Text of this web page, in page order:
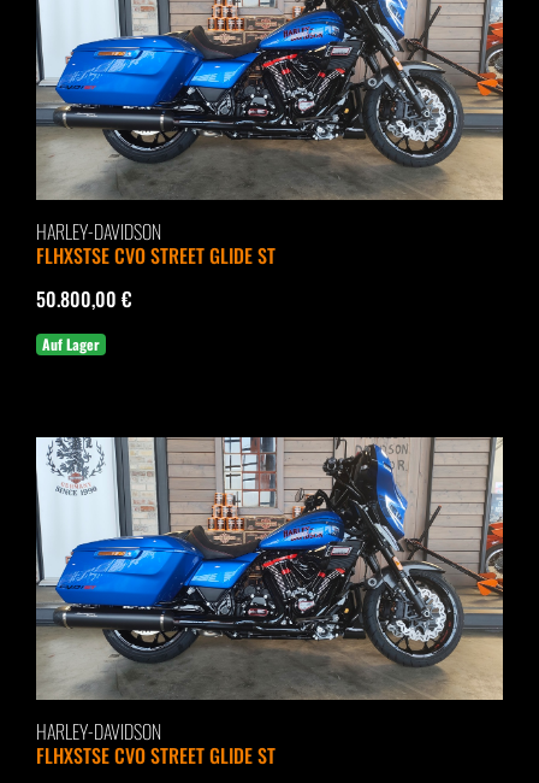
HARLEY-DAVIDSON
FLHXSTSE CVO STREET GLIDE ST
50.800,00 €
Auf Lager
HARLEY-DAVIDSON
FLHXSTSE CVO STREET GLIDE ST